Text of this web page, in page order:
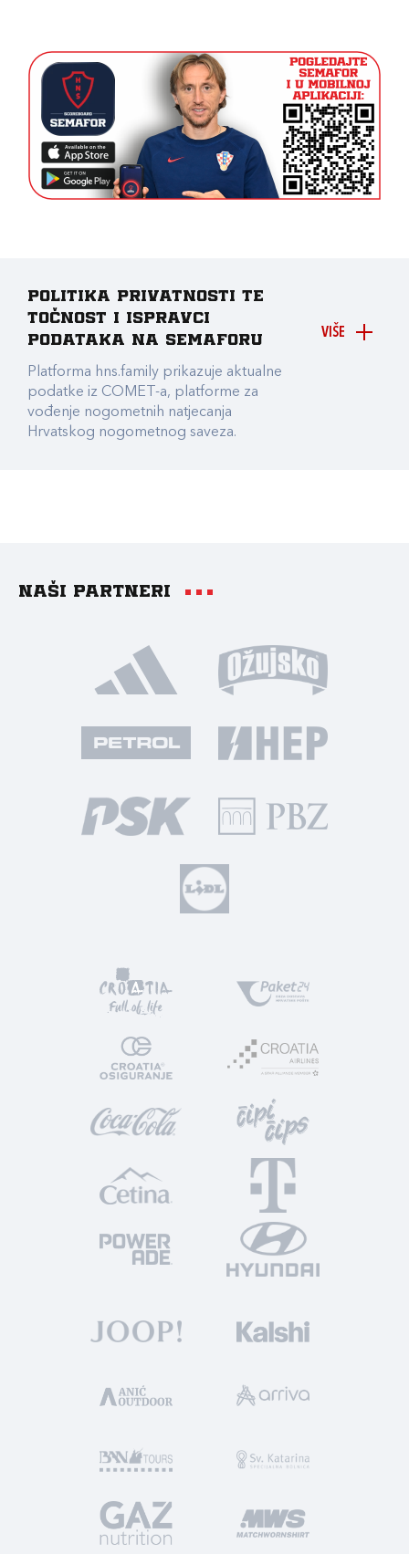
VIŠE
Politika privatnosti te
točnost i ispravci
podataka na Semaforu
Platforma hns.family prikazuje aktualne
podatke iz COMET-a, platforme za
vođenje nogometnih natjecanja
Hrvatskog nogometnog saveza.
Naši partneri